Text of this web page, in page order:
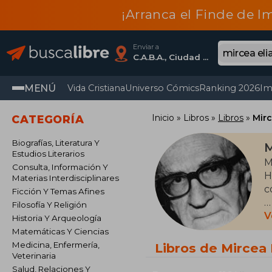
¡Arranca el Finde de
Enviar a
C.A.B.A., Ciudad Autónoma De Buenos Aires
MENÚ Vida CristianaUniverso CómicsRanking 2026
CATEGORÍA
Biografías, Literatura Y
Estudios Literarios
Consulta, Información Y
Materias Interdisciplinares
Ficción Y Temas Afines
Filosofía Y Religión
Historia Y Arqueología
Matemáticas Y Ciencias
Medicina, Enfermería,
Veterinaria
Salud, Relaciones Y
Inicio Libros Libros
Libros de Mircea